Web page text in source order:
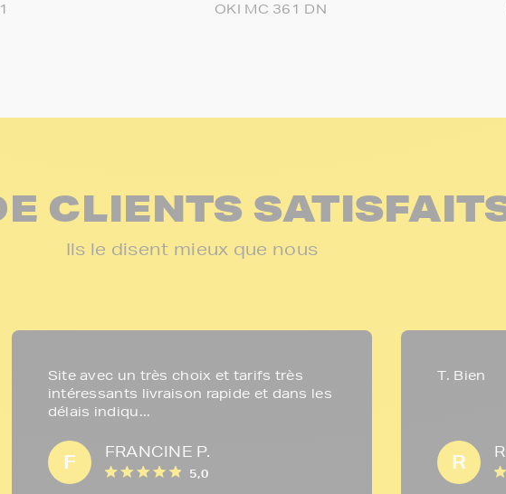
OKI MC 361 DN
CLIENTS
Ils le disent mieux que nous
Site avec un très choix et tarifs très
intéressants livraison rapide et dans les
délais indiqu...
F FRANCINE P.
5,0
T. Bien
R